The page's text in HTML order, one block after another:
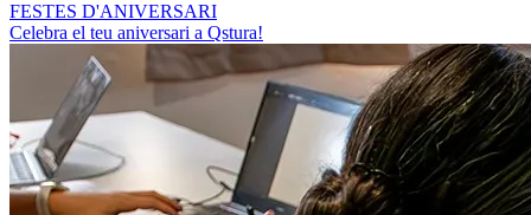
FESTES D'ANIVERSARI
Celebra el teu aniversari a Qstura!